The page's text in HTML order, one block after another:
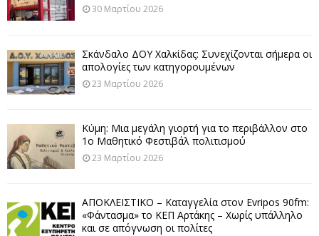
30 Μαρτίου 2026
Σκάνδαλο ΔΟΥ Χαλκίδας: Συνεχίζονται σήμερα οι
απολογίες των κατηγορουμένων
23 Μαρτίου 2026
Κύμη: Μια μεγάλη γιορτή για το περιβάλλον στο
1ο Μαθητικό Φεστιβάλ πολιτισμού
23 Μαρτίου 2026
ΑΠΟΚΛΕΙΣΤΙΚΟ – Καταγγελία στον Evripos 90fm:
«Φάντασμα» το ΚΕΠ Αρτάκης – Χωρίς υπάλληλο
και σε απόγνωση οι πολίτες